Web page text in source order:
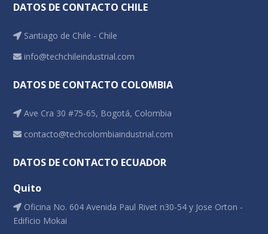
DATOS DE CONTACTO CHILE
Santiago de Chile - Chile
info@techchileindustrial.com
DATOS DE CONTACTO COLOMBIA
Ave Cra 30 #75-65, Bogotá, Colombia
contacto@techcolombiaindustrial.com
DATOS DE CONTACTO ECUADOR
Quito
Oficina No. 604 Avenida Paul Rivet n30-54 y Jose Orton -
Edificio Mokai